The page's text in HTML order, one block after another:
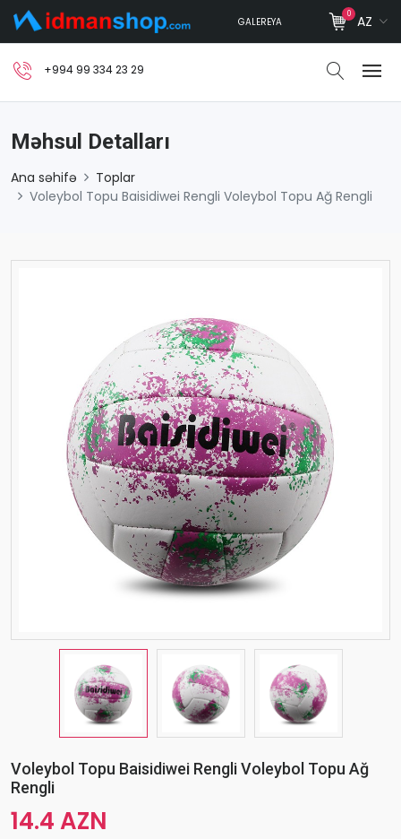
GALEREYA
0 AZ
+994 99 334 23 29
Məhsul Detalları
Ana səhifə
Toplar
Voleybol Topu Baisidiwei Rengli Voleybol Topu Ağ Rengli
Voleybol Topu Baisidiwei Rengli Voleybol Topu Ağ
Rengli
14.4 AZN